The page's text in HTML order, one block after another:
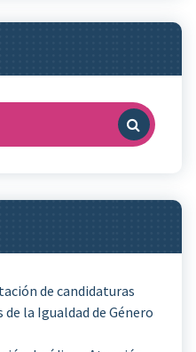
de candidaturas
la Igualdad de Género